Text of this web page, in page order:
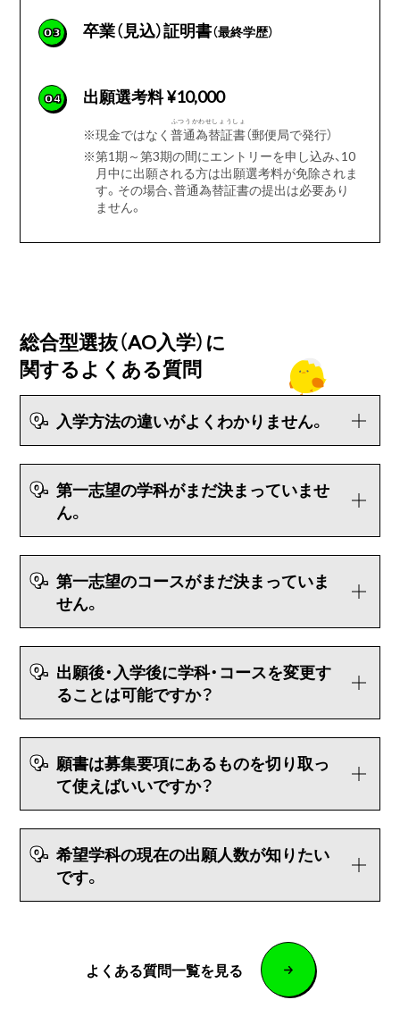
03 卒業（見込）証明書（最終学歴）
04 出願選考料 ¥10,000
※現金ではなく普通為替証書
ふつうかわせしょうしょ
（郵便局で発行）
※第1期～第3期の間にエントリーを申し込み、10
月中に出願される方は出願選考料が免除されま
す。その場合、普通為替証書の提出は必要あり
ません。
総合型選抜（AO入学）に
関するよくある質問
Q. 入学方法の違いがよくわかりません。
Q. 第一志望の学科がまだ決まっていませ
ん。
Q. 第一志望のコースがまだ決まっていま
せん。
Q. 出願後・入学後に学科・コースを変更す
ることは可能ですか？
Q. 願書は募集要項にあるものを切り取っ
て使えばいいですか？
Q. 希望学科の現在の出願人数が知りたい
です。
よくある質問一覧を見る